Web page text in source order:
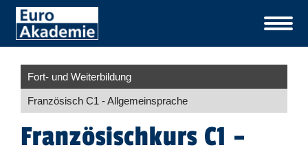
Fort- und Weiterbildung
Französisch C1 - Allgemeinsprache
​Französischkurs C1 –